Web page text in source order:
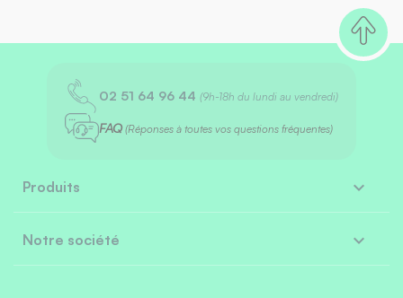
02 51 64 96 44 (9h-18h du lundi au vendredi)
FAQ (Réponses à toutes vos questions fréquentes)
Produits 
Notre société 